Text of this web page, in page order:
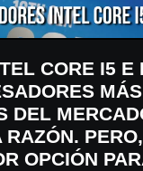
CORE I5 E
MÁS
DEL
RAZÓN.
OPCIÓN